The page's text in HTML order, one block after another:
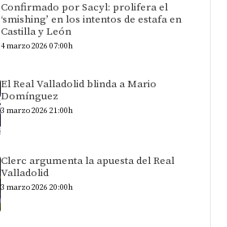
Confirmado por Sacyl: prolifera el
‘smishing’ en los intentos de estafa en
Castilla y León
4 marzo 2026 07:00h
El Real Valladolid blinda a Mario
Domínguez
3 marzo 2026 21:00h
Clerc argumenta la apuesta del Real
Valladolid
3 marzo 2026 20:00h